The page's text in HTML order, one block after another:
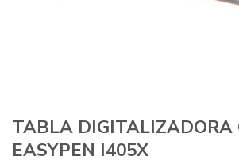
TABLA DIGITALIZADORA
EASYPEN I405X